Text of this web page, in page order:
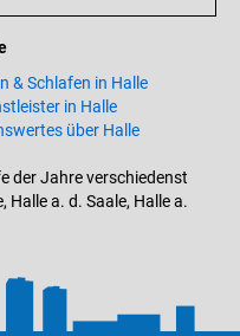
& Schlafen in Halle
in Halle
über Halle
der Jahre verschiedenst
Halle a. d. Saale, Halle a.